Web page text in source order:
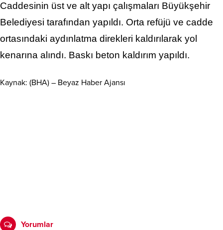
Caddesinin üst ve alt yapı çalışmaları Büyükşehir
Belediyesi tarafından yapıldı. Orta refüjü ve cadde
ortasındaki aydınlatma direkleri kaldırılarak yol
kenarına alındı. Baskı beton kaldırım yapıldı.
Kaynak: (BHA) – Beyaz Haber Ajansı
Yorumlar